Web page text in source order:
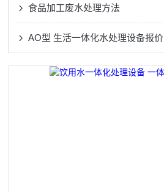
食品加工废水处理方法
AO型 生活一体化水处理设备报价